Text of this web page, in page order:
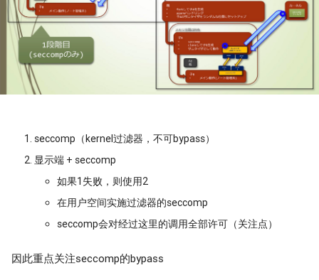
seccomp（kernel过滤器，不可bypass）
显示端 + seccomp
如果1失败，则使用2
在用户空间实施过滤器的seccomp
seccomp会对经过这里的调用全部许可（关注点）
因此重点关注seccomp的bypass